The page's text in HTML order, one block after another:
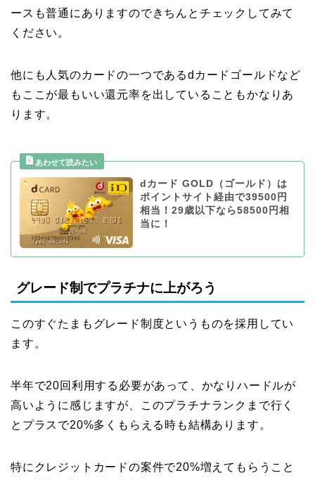
ースも普通にありますのできちんとチェックしてみて
ください。
他にも人気のカードの一つであるdカードゴールドなど
もここが最もいい還元率を出していることもかなりあ
ります。
dカード GOLD（ゴールド）は
ポイントサイト経由で39500円
相当！29歳以下なら58500円相
当に！
グレード制でプラチナに上がろう
このすぐたまもグレード制度というものを採用してい
ます。
半年で20回利用する必要があって、かなりハードルが
高いように感じますが、このプラチナランクまで行く
とプラスで20%多くもらえる時も結構あります。
特にクレジットカードの案件で20%増えてもらうこと